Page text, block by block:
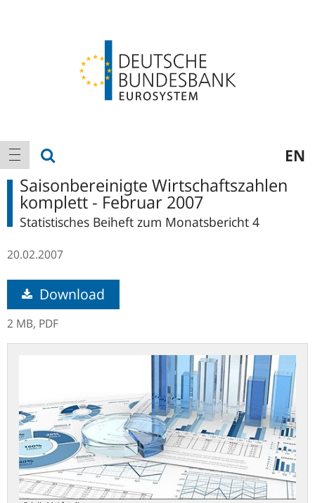
Hauptnavigation
Navigation anzeigen EN
Saisonbereinigte Wirtschaftszahlen
komplett - Februar 2007
Statistisches Beiheft zum Monatsbericht 4
20.02.2007
Download
2 MB, PDF
Konzept
und
flexible
Download-
Möglichkeiten